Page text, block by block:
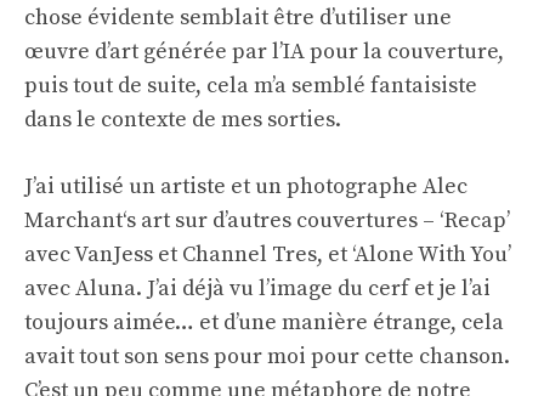
chose évidente semblait être d’utiliser une
œuvre d’art générée par l’IA pour la couverture,
puis tout de suite, cela m’a semblé fantaisiste
dans le contexte de mes sorties.
J’ai utilisé un artiste et un photographe Alec
Marchant‘s art sur d’autres couvertures – ‘Recap’
avec VanJess et Channel Tres, et ‘Alone With You’
avec Aluna. J’ai déjà vu l’image du cerf et je l’ai
toujours aimée… et d’une manière étrange, cela
avait tout son sens pour moi pour cette chanson.